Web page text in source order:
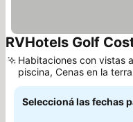
RVHotels Golf
Habitaciones con vistas
piscina, Cenas en la
golf
Seleccioná las fechas